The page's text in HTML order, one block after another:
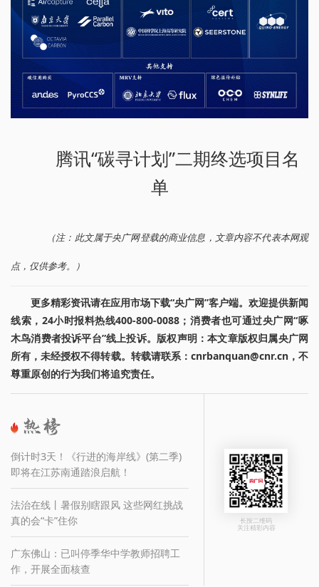
腾讯“碳寻计划”二期终选项目名
单
（注：此文属于央广网登载的商业信息，文章内容不代表本网观
点，仅供参考。）
更多精彩资讯请在应用市场下载“央广网”客户端。欢迎提供新闻
线索，24小时报料热线400-800-0088；消费者也可通过央广网“啄
木鸟消费者投诉平台”线上投诉。版权声明：本文章版权归属央广网
所有，未经授权不得转载。转载请联系：cnrbanquan@cnr.cn，不
尊重原创的行为我们将追究责任。
倒计时3天！《行进的海岸线》(第二季)
即将在江苏南通踏浪启航！
法治在线丨暑假别瞎跟风 这些网红挑战
真的会“卡”住你
广东佛山：已叫停季华中学教师招聘工
作，开展全面核查
长按二维码
关注精彩内容